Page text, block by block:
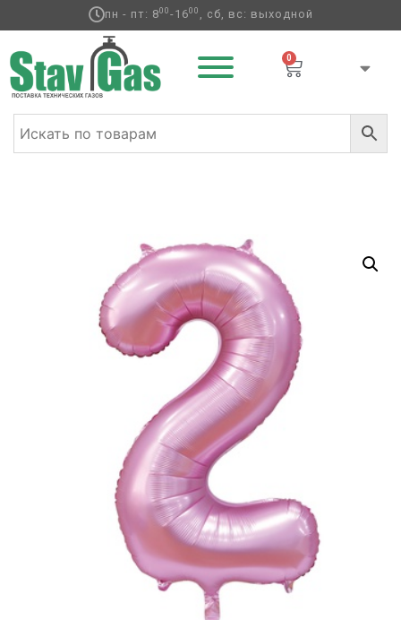
пн - пт: 800-1600 , сб, вс: выходной
0